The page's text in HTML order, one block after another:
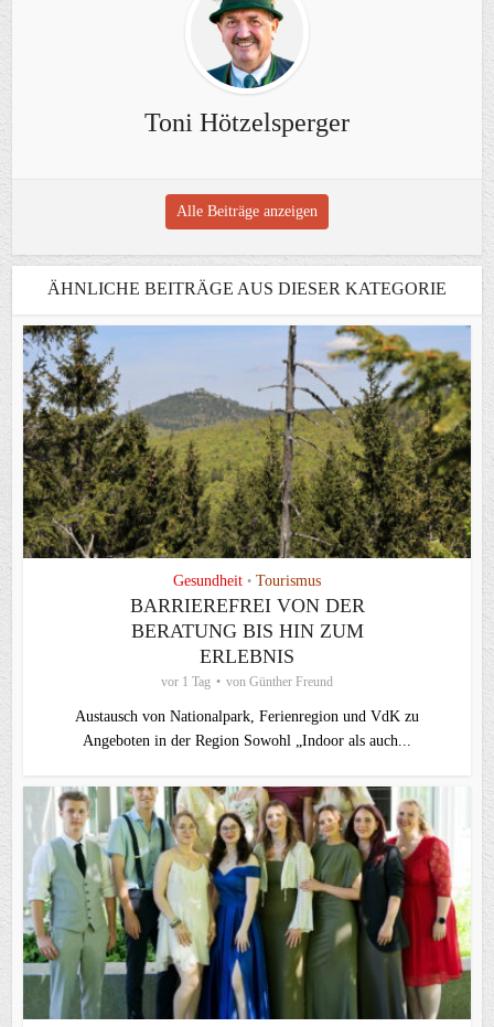
Toni Hötzelsperger
Alle Beiträge anzeigen
ÄHNLICHE BEITRÄGE AUS DIESER KATEGORIE
Gesundheit • Tourismus
BARRIEREFREI VON DER
BERATUNG BIS HIN ZUM
ERLEBNIS
vor 1 Tag von Günther Freund
Austausch von Nationalpark, Ferienregion und VdK zu
Angeboten in der Region Sowohl „Indoor als auch...